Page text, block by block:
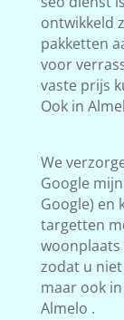
ontwikkeld
pakketten
voor
vaste prijs
Ook in
We
Google
Google) en
targetten
zodat u
maar ook
Almelo .